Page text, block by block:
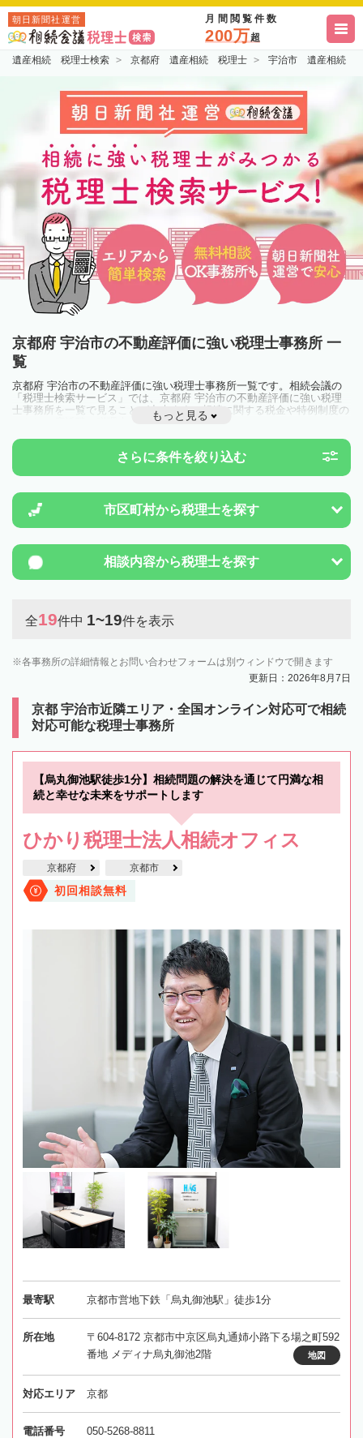
朝日新聞社運営 月間閲覧件数
200万超
遺産相続 税理士検索 京都府 遺産相続 税理士 宇治市 遺産相続
京都府 宇治市の不動産評価に強い税理士事務所 一
覧
京都府 宇治市の不動産評価に強い税理士事務所一覧です。相続会議の
「税理士検索サービス」では、京都府 宇治市の不動産評価に強い税理
士事務所を一覧で見ることが出来ます。相続に関する税金や特例制度の
ことは一度近隣の税理士に相談してみましょう。
もっと見る
さらに条件を絞り込む
市区町村から税理士を探す
相談内容から税理士を探す
全19件中 1~19件を表示
各事務所の詳細情報とお問い合わせフォームは別ウィンドウで開きます
更新日：2026年8月7日
京都 宇治市近隣エリア・全国オンライン対応可で相続
対応可能な税理士事務所
【烏丸御池駅徒歩1分】相続問題の解決を通じて円満な相
続と幸せな未来をサポートします
ひかり税理士法人相続オフィス
京都府 京都市
初回相談無料
最寄駅 京都市営地下鉄「烏丸御池駅」徒歩1分
所在地
〒604-8172 京都市中京区烏丸通姉小路下る場之町592
番地 メディナ烏丸御池2階
地図
対応エリア 京都
電話番号 050-5268-8811